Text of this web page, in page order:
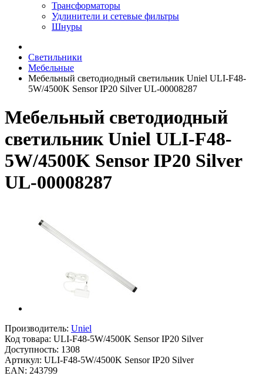
Трансформаторы
Удлинители и сетевые фильтры
Шнуры
Светильники
Мебельные
Мебельный светодиодный светильник Uniel ULI-F48-
5W/4500K Sensor IP20 Silver UL-00008287
Мебельный светодиодный
светильник Uniel ULI-F48-
5W/4500K Sensor IP20 Silver
UL-00008287
Производитель: Uniel
Код товара: ULI-F48-5W/4500K Sensor IP20 Silver
Доступность: 1308
Артикул: ULI-F48-5W/4500K Sensor IP20 Silver
EAN: 243799